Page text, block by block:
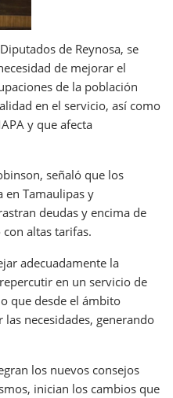
de Reynosa, se
de mejorar el
de la población
en el servicio, así como
y que afecta
señaló que los
en Tamaulipas y
deudas y encima de
altas tarifas.
adecuadamente la
en un servicio de
que desde el ámbito
necesidades, generando
los nuevos consejos
inician los cambios que